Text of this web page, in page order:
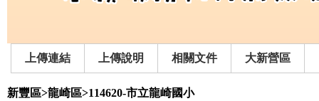
上傳連結 上傳說明 相關文件 大新營區
新豐區>龍崎區>114620-市立龍崎國小